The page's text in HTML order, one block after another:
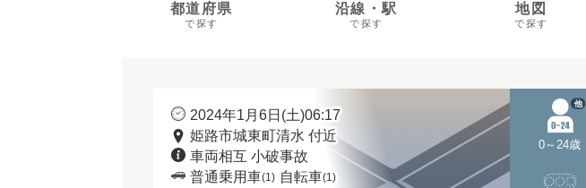
都道府県
で探す
沿線・駅
で探す
地図
で探す
2024年1月6日(土)06:17
姫路市城東町清水 付近
車両相互 小破事故
普通乗用車(1) 自転車(1)
0～24歳
他